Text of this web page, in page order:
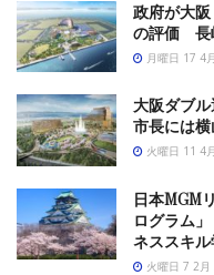
政府が大
の評価 長
月曜日 17 4
大阪ダブ
市長には
火曜日 11 4
日本MGM
ログラム
ネススキ
火曜日 7 2